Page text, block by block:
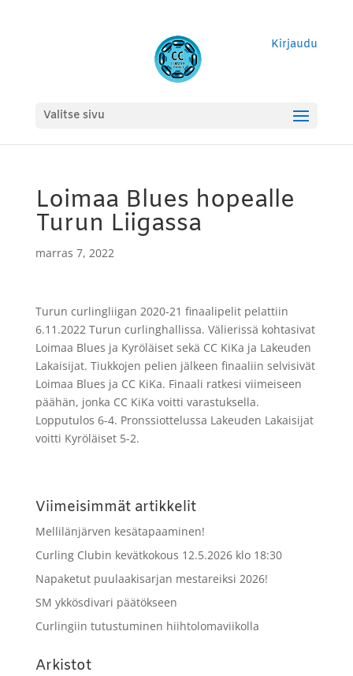
Kirjaudu
Valitse sivu
Loimaa Blues hopealle
Turun Liigassa
marras 7, 2022
Turun curlingliigan 2020-21 finaalipelit pelattiin
6.11.2022 Turun curlinghallissa. Välierissä kohtasivat
Loimaa Blues ja Kyröläiset sekä CC KiKa ja Lakeuden
Lakaisijat. Tiukkojen pelien jälkeen finaaliin selvisivät
Loimaa Blues ja CC KiKa. Finaali ratkesi viimeiseen
päähän, jonka CC KiKa voitti varastuksella.
Lopputulos 6-4. Pronssiottelussa Lakeuden Lakaisijat
voitti Kyröläiset 5-2.
Viimeisimmät artikkelit
Mellilänjärven kesätapaaminen!
Curling Clubin kevätkokous 12.5.2026 klo 18:30
Napaketut puulaakisarjan mestareiksi 2026!
SM ykkösdivari päätökseen
Curlingiin tutustuminen hiihtolomaviikolla
Arkistot